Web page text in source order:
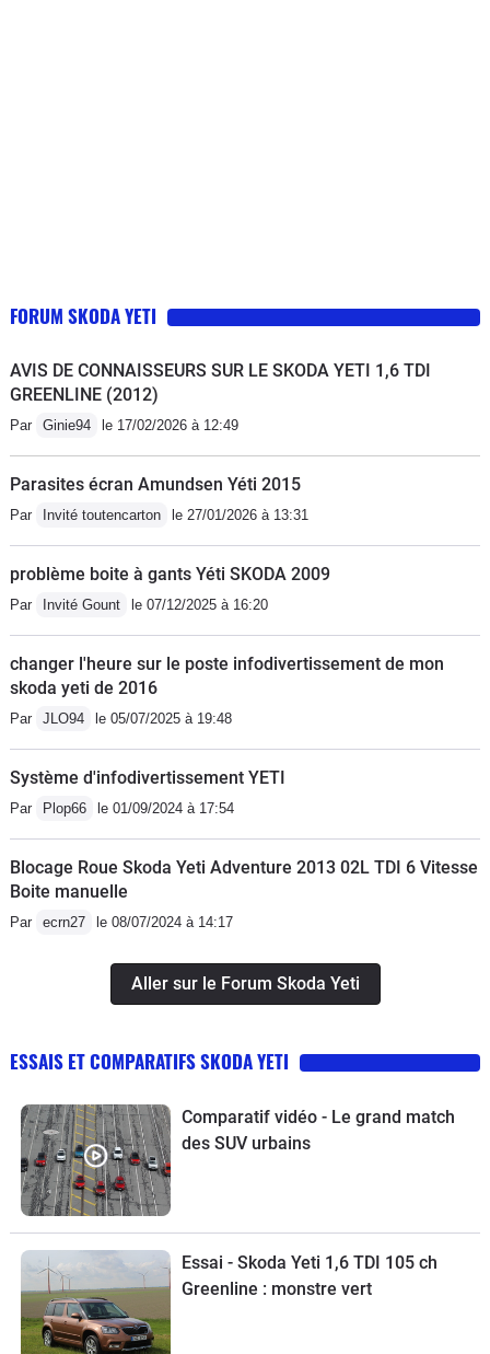
FORUM SKODA YETI
AVIS DE CONNAISSEURS SUR LE SKODA YETI 1,6 TDI
GREENLINE (2012)
Par Ginie94 le 17/02/2026 à 12:49
Parasites écran Amundsen Yéti 2015
Par Invité toutencarton le 27/01/2026 à 13:31
problème boite à gants Yéti SKODA 2009
Par Invité Gount le 07/12/2025 à 16:20
changer l'heure sur le poste infodivertissement de mon
skoda yeti de 2016
Par JLO94 le 05/07/2025 à 19:48
Système d'infodivertissement YETI
Par Plop66 le 01/09/2024 à 17:54
Blocage Roue Skoda Yeti Adventure 2013 02L TDI 6 Vitesse
Boite manuelle
Par ecrn27 le 08/07/2024 à 14:17
Aller sur le Forum Skoda Yeti
ESSAIS ET COMPARATIFS SKODA YETI
Comparatif vidéo - Le grand match
des SUV urbains
Essai - Skoda Yeti 1,6 TDI 105 ch
Greenline : monstre vert